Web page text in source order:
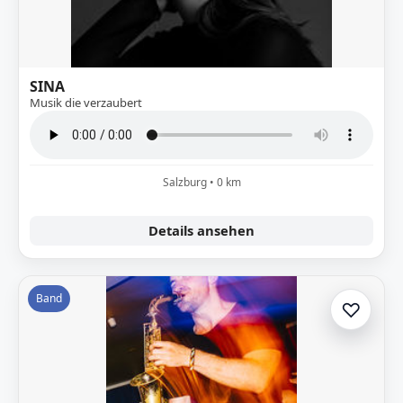
SINA
Musik die verzaubert
Salzburg • 0 km
Details ansehen
Band ♡Zur